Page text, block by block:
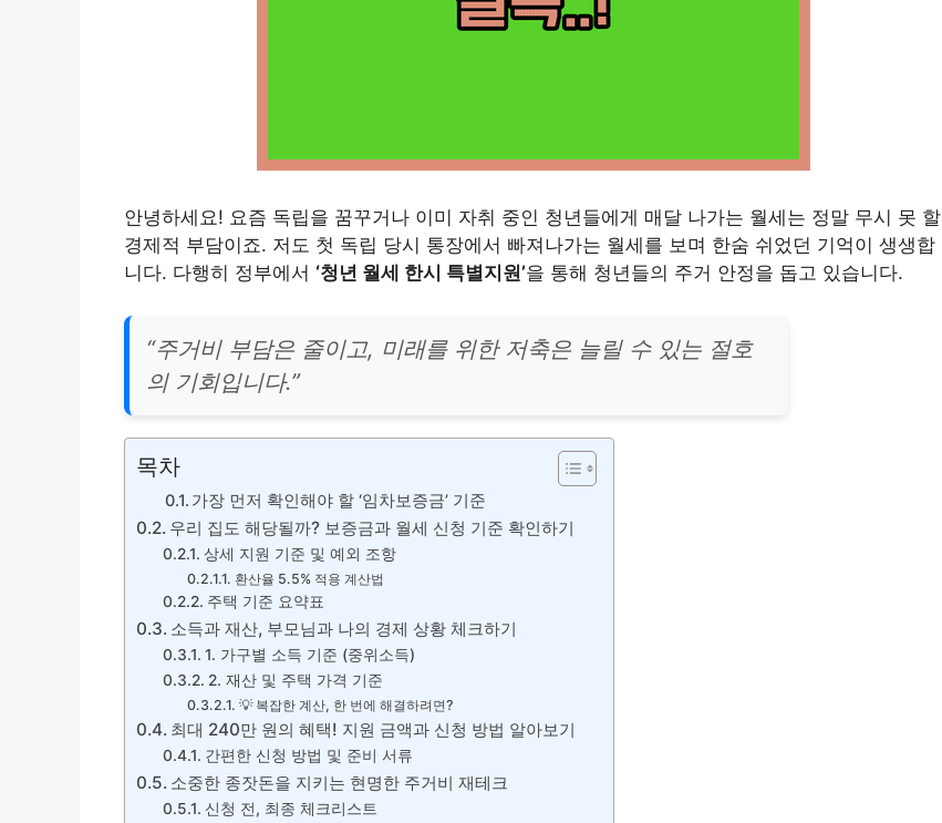
안녕하세요! 요즘 독립을 꿈꾸거나 이미 자취 중인 청년들에게 매달 나가는 월세는 정말 무시 못 할
경제적 부담이죠. 저도 첫 독립 당시 통장에서 빠져나가는 월세를 보며 한숨 쉬었던 기억이 생생합
니다. 다행히 정부에서 ‘청년 월세 한시 특별지원’을 통해 청년들의 주거 안정을 돕고 있습니다.
“주거비 부담은 줄이고, 미래를 위한 저축은 늘릴 수 있는 절호
의 기회입니다.”
목차
가장 먼저 확인해야 할 ‘임차보증금’ 기준
우리 집도 해당될까? 보증금과 월세 신청 기준 확인하기
상세 지원 기준 및 예외 조항
환산율 5.5% 적용 계산법
주택 기준 요약표
소득과 재산, 부모님과 나의 경제 상황 체크하기
1. 가구별 소득 기준 (중위소득)
2. 재산 및 주택 가격 기준
💡 복잡한 계산, 한 번에 해결하려면?
최대 240만 원의 혜택! 지원 금액과 신청 방법 알아보기
간편한 신청 방법 및 준비 서류
소중한 종잣돈을 지키는 현명한 주거비 재테크
신청 전, 최종 체크리스트